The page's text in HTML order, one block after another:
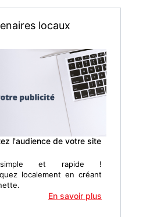
locaux
l'audience de votre site
et rapide !
localement en créant
En savoir plus